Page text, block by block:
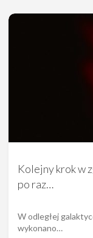
Kolejny krok w
po raz…
W odległej
wykonano…